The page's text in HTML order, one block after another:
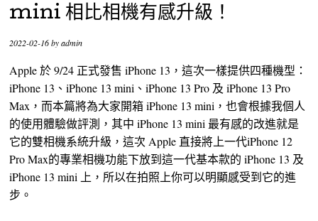
mini 相比相機有感升級！
2022-02-16byadmin
Apple 於 9/24 正式發售 iPhone 13，這次一樣提供四種機型：
iPhone 13、iPhone 13 mini、iPhone 13 Pro 及 iPhone 13 Pro
Max，而本篇將為大家開箱 iPhone 13 mini，也會根據我個人
的使用體驗做評測，其中 iPhone 13 mini 最有感的改進就是
它的雙相機系統升級，這次 Apple 直接將上一代iPhone 12
Pro Max的專業相機功能下放到這一代基本款的 iPhone 13 及
iPhone 13 mini 上，所以在拍照上你可以明顯感受到它的進
步。